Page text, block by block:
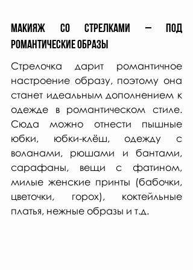
Макияж со стрелками – под
романтические образы
Стрелочка дарит романтичное
настроение образу, поэтому она
станет идеальным дополнением к
одежде в романтическом стиле.
Сюда можно отнести пышные
юбки, юбки-клёш, одежду с
воланами, рюшами и бантами,
сарафаны, вещи с фатином,
милые женские принты (бабочки,
цветочки, горох), коктейльные
платья, нежные образы и т.д.